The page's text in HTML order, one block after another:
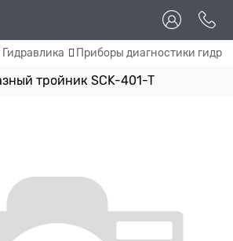
Гидравлика Приборы диагностики
тройник SCK-401-T